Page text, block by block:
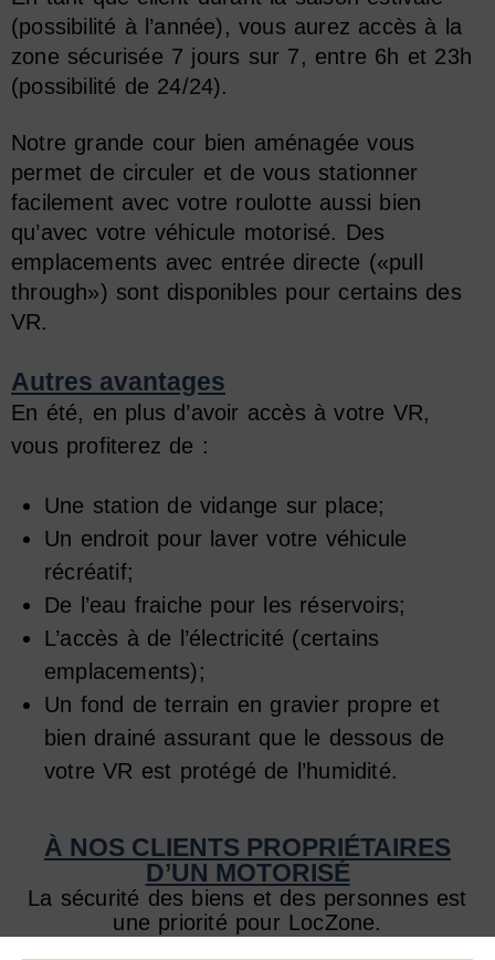
(possibilité à l’année), vous aurez accès à la
zone sécurisée 7 jours sur 7, entre 6h et 23h
(possibilité de 24/24).
Notre grande cour bien aménagée vous
permet de circuler et de vous stationner
facilement avec votre roulotte aussi bien
qu’avec votre véhicule motorisé. Des
emplacements avec entrée directe («pull
through») sont disponibles pour certains des
VR.
Autres avantages
En été, en plus d’avoir accès à votre VR,
vous profiterez de :
Une station de vidange sur place;
Un endroit pour laver votre véhicule
récréatif;
De l’eau fraiche pour les réservoirs;
L’accès à de l’électricité (certains
emplacements);
Un fond de terrain en gravier propre et
bien drainé assurant que le dessous de
votre VR est protégé de l’humidité.
À NOS CLIENTS PROPRIÉTAIRES
D’UN MOTORISÉ
La sécurité des biens et des personnes est
une priorité pour LocZone.